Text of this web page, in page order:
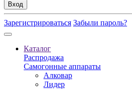
Вход
Зарегистрироваться Забыли пароль?
Каталог
Распродажа
Самогонные аппараты
Алковар
Лидер